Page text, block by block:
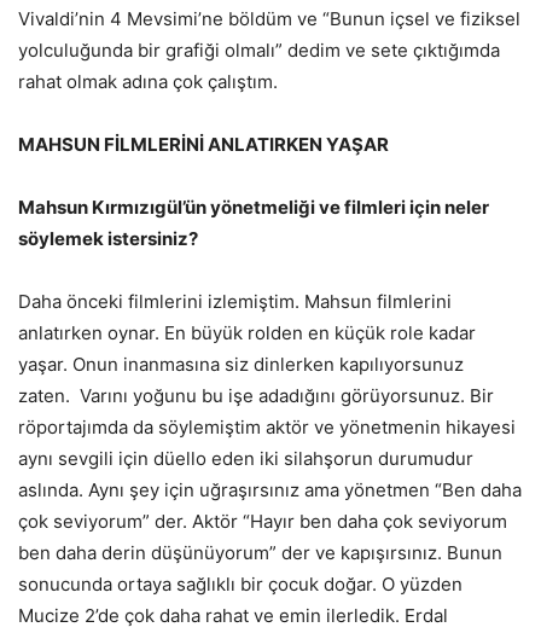
Vivaldi’nin 4 Mevsimi’ne böldüm ve “Bunun içsel ve fiziksel
yolculuğunda bir grafiği olmalı” dedim ve sete çıktığımda
rahat olmak adına çok çalıştım.
MAHSUN FİLMLERİNİ ANLATIRKEN YAŞAR
Mahsun Kırmızıgül’ün yönetmeliği ve filmleri için neler
söylemek istersiniz?
Daha önceki filmlerini izlemiştim. Mahsun filmlerini
anlatırken oynar. En büyük rolden en küçük role kadar
yaşar. Onun inanmasına siz dinlerken kapılıyorsunuz
zaten. Varını yoğunu bu işe adadığını görüyorsunuz. Bir
röportajımda da söylemiştim aktör ve yönetmenin hikayesi
aynı sevgili için düello eden iki silahşorun durumudur
aslında. Aynı şey için uğraşırsınız ama yönetmen “Ben daha
çok seviyorum” der. Aktör “Hayır ben daha çok seviyorum
ben daha derin düşünüyorum” der ve kapışırsınız. Bunun
sonucunda ortaya sağlıklı bir çocuk doğar. O yüzden
Mucize 2’de çok daha rahat ve emin ilerledik. Erdal